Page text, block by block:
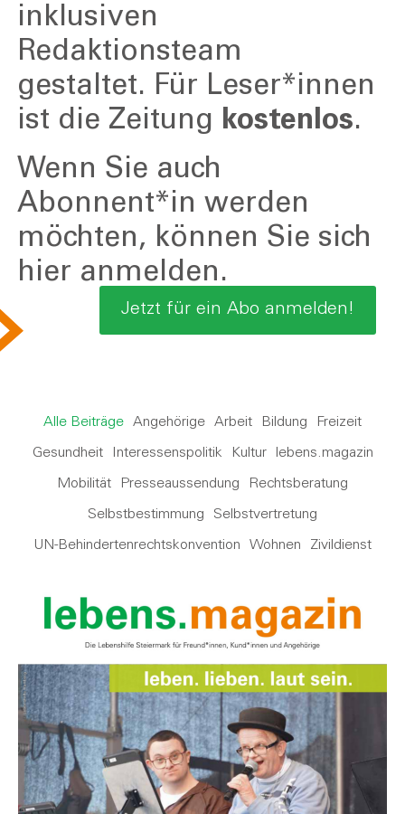
inklusiven
Redaktionsteam
gestaltet. Für Leser*innen
ist die Zeitung kostenlos.
Wenn Sie auch
Abonnent*in werden
möchten, können Sie sich
hier anmelden.
Jetzt für ein Abo anmelden!
Angehörige Arbeit Bildung Freizeit
Gesundheit Interessenspolitik Kultur lebens.magazin
Mobilität Presseaussendung Rechtsberatung
Selbstbestimmung Selbstvertretung
UN-Behindertenrechtskonvention Wohnen Zivildienst
Alle Beiträge